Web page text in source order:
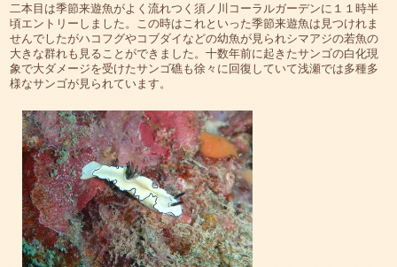
二本目は季節来遊魚がよく流れつく須ノ川コーラルガーデンに１１時半
頃エントリーしました。この時はこれといった季節来遊魚は見つけれま
せんでしたがハコフグやコブダイなどの幼魚が見られシマアジの若魚の
大きな群れも見ることができました。十数年前に起きたサンゴの白化現
象で大ダメージを受けたサンゴ礁も徐々に回復していて浅瀬では多種多
様なサンゴが見られています。